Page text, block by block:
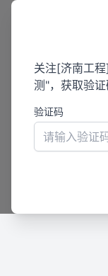
关注[济南工
测"，获取验证
验证码